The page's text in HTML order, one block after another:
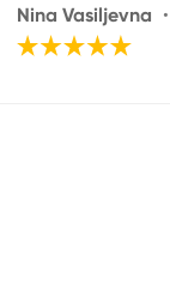
Nina Vasiljevna •